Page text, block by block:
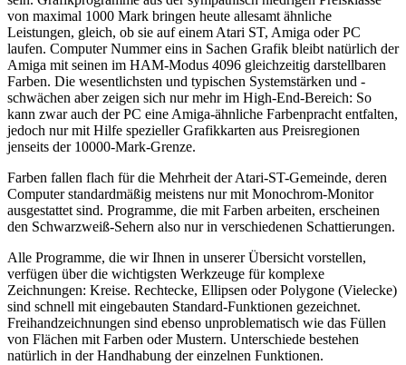
von maximal 1000 Mark bringen heute allesamt ähnliche
Leistungen, gleich, ob sie auf einem Atari ST, Amiga oder PC
laufen. Computer Nummer eins in Sachen Grafik bleibt natürlich der
Amiga mit seinen im HAM-Modus 4096 gleichzeitig darstellbaren
Farben. Die wesentlichsten und typischen Systemstärken und -
schwächen aber zeigen sich nur mehr im High-End-Bereich: So
kann zwar auch der PC eine Amiga-ähnliche Farbenpracht entfalten,
jedoch nur mit Hilfe spezieller Grafikkarten aus Preisregionen
jenseits der 10000-Mark-Grenze.
Farben fallen flach für die Mehrheit der Atari-ST-Gemeinde, deren
Computer standardmäßig meistens nur mit Monochrom-Monitor
ausgestattet sind. Programme, die mit Farben arbeiten, erscheinen
den Schwarzweiß-Sehern also nur in verschiedenen Schattierungen.
Alle Programme, die wir Ihnen in unserer Übersicht vorstellen,
verfügen über die wichtigsten Werkzeuge für komplexe
Zeichnungen: Kreise. Rechtecke, Ellipsen oder Polygone (Vielecke)
sind schnell mit eingebauten Standard-Funktionen gezeichnet.
Freihandzeichnungen sind ebenso unproblematisch wie das Füllen
von Flächen mit Farben oder Mustern. Unterschiede bestehen
natürlich in der Handhabung der einzelnen Funktionen.